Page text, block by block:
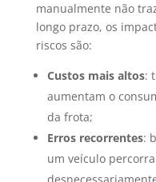
manualmente não
longo prazo, os
riscos são:
Custos mais altos:
aumentam o
da frota;
Erros recorrentes:
um veículo